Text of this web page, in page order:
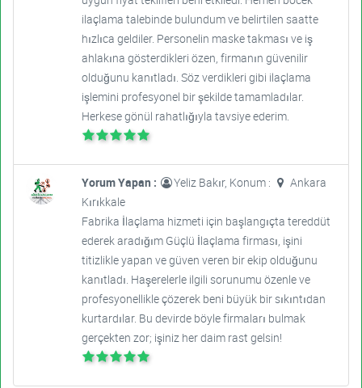
ilaçlama talebinde bulundum ve belirtilen saatte
hızlıca geldiler. Personelin maske takması ve iş
ahlakına gösterdikleri özen, firmanın güvenilir
olduğunu kanıtladı. Söz verdikleri gibi ilaçlama
işlemini profesyonel bir şekilde tamamladılar.
Herkese gönül rahatlığıyla tavsiye ederim.
Yorum Yapan : Yeliz Bakır, Konum :
Ankara
Kırıkkale
Fabrika İlaçlama hizmeti için başlangıçta tereddüt
ederek aradığım Güçlü İlaçlama firması, işini
titizlikle yapan ve güven veren bir ekip olduğunu
kanıtladı. Haşerelerle ilgili sorunumu özenle ve
profesyonellikle çözerek beni büyük bir sıkıntıdan
kurtardılar. Bu devirde böyle firmaları bulmak
gerçekten zor; işiniz her daim rast gelsin!